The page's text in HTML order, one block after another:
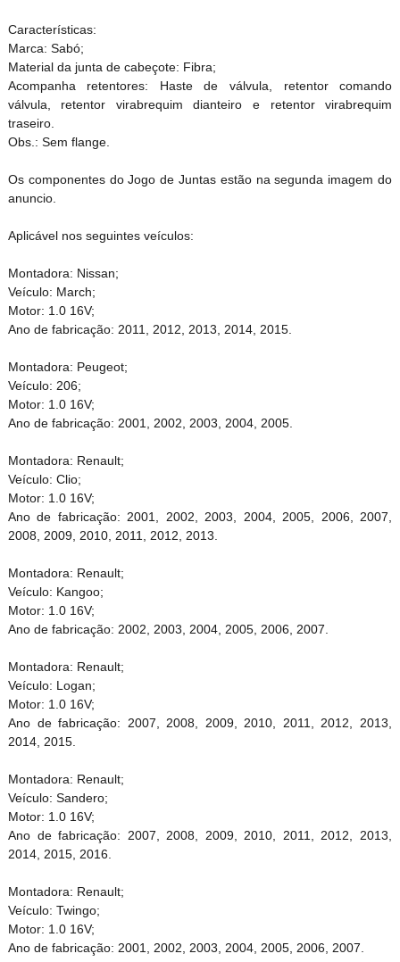
Características:
Marca: Sabó;
Material da junta de cabeçote: Fibra;
Acompanha retentores: Haste de válvula, retentor comando
válvula, retentor virabrequim dianteiro e retentor virabrequim
traseiro.
Obs.: Sem flange.
Os componentes do Jogo de Juntas estão na segunda imagem do
anuncio.
Aplicável nos seguintes veículos:
Montadora: Nissan;
Veículo: March;
Motor: 1.0 16V;
Ano de fabricação: 2011, 2012, 2013, 2014, 2015.
Montadora: Peugeot;
Veículo: 206;
Motor: 1.0 16V;
Ano de fabricação: 2001, 2002, 2003, 2004, 2005.
Montadora: Renault;
Veículo: Clio;
Motor: 1.0 16V;
Ano de fabricação: 2001, 2002, 2003, 2004, 2005, 2006, 2007,
2008, 2009, 2010, 2011, 2012, 2013.
Montadora: Renault;
Veículo: Kangoo;
Motor: 1.0 16V;
Ano de fabricação: 2002, 2003, 2004, 2005, 2006, 2007.
Montadora: Renault;
Veículo: Logan;
Motor: 1.0 16V;
Ano de fabricação: 2007, 2008, 2009, 2010, 2011, 2012, 2013,
2014, 2015.
Montadora: Renault;
Veículo: Sandero;
Motor: 1.0 16V;
Ano de fabricação: 2007, 2008, 2009, 2010, 2011, 2012, 2013,
2014, 2015, 2016.
Montadora: Renault;
Veículo: Twingo;
Motor: 1.0 16V;
Ano de fabricação: 2001, 2002, 2003, 2004, 2005, 2006, 2007.